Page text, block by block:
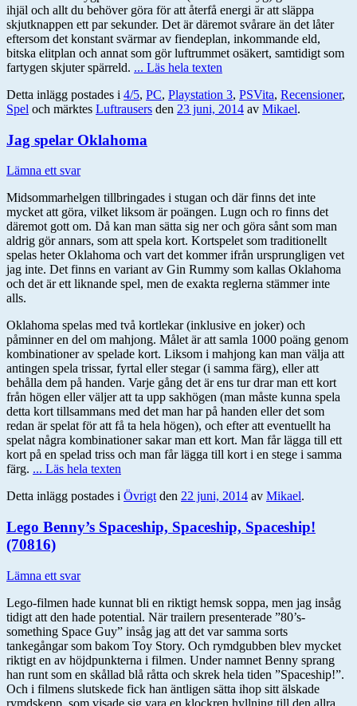
ihjäl och allt du behöver göra för att återfå energi är att släppa
skjutknappen ett par sekunder. Det är däremot svårare än det låter
eftersom det konstant svärmar av fiendeplan, inkommande eld,
bitska elitplan och annat som gör luftrummet osäkert, samtidigt som
fartygen skjuter spärreld. ... Läs hela texten
Detta inlägg postades i 4/5, PC, Playstation 3, PSVita, Recensioner,
Spel och märktes Luftrausers den 23 juni, 2014 av Mikael.
Jag spelar Oklahoma
Lämna ett svar
Midsommarhelgen tillbringades i stugan och där finns det inte
mycket att göra, vilket liksom är poängen. Lugn och ro finns det
däremot gott om. Då kan man sätta sig ner och göra sånt som man
aldrig gör annars, som att spela kort. Kortspelet som traditionellt
spelas heter Oklahoma och vart det kommer ifrån ursprungligen vet
jag inte. Det finns en variant av Gin Rummy som kallas Oklahoma
och det är ett liknande spel, men de exakta reglerna stämmer inte
alls.
Oklahoma spelas med två kortlekar (inklusive en joker) och
påminner en del om mahjong. Målet är att samla 1000 poäng genom
kombinationer av spelade kort. Liksom i mahjong kan man välja att
antingen spela trissar, fyrtal eller stegar (i samma färg), eller att
behålla dem på handen. Varje gång det är ens tur drar man ett kort
från högen eller väljer att ta upp sakhögen (man måste kunna spela
detta kort tillsammans med det man har på handen eller det som
redan är spelat för att få ta hela högen), och efter att eventuellt ha
spelat några kombinationer sakar man ett kort. Man får lägga till ett
kort på en spelad triss och man får lägga till kort i en stege i samma
färg. ... Läs hela texten
Detta inlägg postades i Övrigt den 22 juni, 2014 av Mikael.
Lego Benny’s Spaceship, Spaceship, Spaceship!
(70816)
Lämna ett svar
Lego-filmen hade kunnat bli en riktigt hemsk soppa, men jag insåg
tidigt att den hade potential. När trailern presenterade ”80’s-
something Space Guy” insåg jag att det var samma sorts
tankegångar som bakom Toy Story. Och rymdgubben blev mycket
riktigt en av höjdpunkterna i filmen. Under namnet Benny sprang
han runt som en skållad blå råtta och skrek hela tiden ”Spaceship!”.
Och i filmens slutskede fick han äntligen sätta ihop sitt älskade
rymdskepp, som visade sig vara en klockren hyllning till den allra